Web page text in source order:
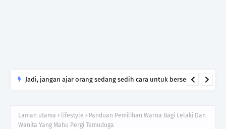
Laman utama lifestyle
Panduan Pemilihan Warna Bagi Lelaki Dan
Wanita Yang Mahu Pergi Temuduga